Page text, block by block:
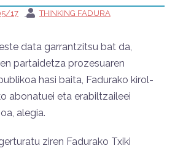
17 THINKING FADURA
data garrantzitsu bat da,
partaidetza prozesuaren
hasi baita, Fadurako kirol-
abonatuei eta erabiltzaileei
alegia.
ziren Fadurako Txiki